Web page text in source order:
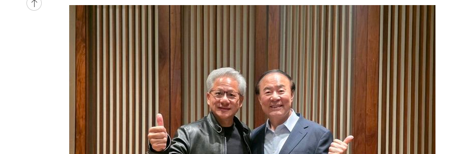
-20422초 전 >
온열질환 사망자 3명 늘어…누적 환자 3000명 돌파
강릉에 시간당 81.4㎜ 물폭탄…도로 잠기고 담벼락 붕괴
백운산서 80년근 천종산삼 9뿌리 발견…감정가 1.3억원
선재도서 해루질 나섰다 실종 60대, 닷새 만에 숨진 채 발견
남자 농구, 나고야 아시안게임서 '홈팀' 일본과 한일전
여수 오동도 해상서 모터보트 전복…1명 사망·1명 실종
극한폭염 한풀 꺾이지만…'낮 최고 35도' 무더위, 열대야 계속[다음
축구협회 "압수수색·성접대 논란 사과…쇄신의 기회로 삼겠다"
[속보]'압수수색·성접대 논란' 축구협회 "실망과 걱정 안겨드려 죄송"
'최고 37도' 폭염 지속…강원동해안 최대 150㎜ 비
[속보]뉴욕증시 상승 마감…S&P 0.6% 나스닥 1.3%↑